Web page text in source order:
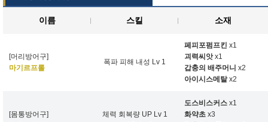
이름 스킬 소재
[머리방어구]
마기르프롤
폭파 피해 내성 Lv 1
페피포펌프킨 x1
괴력씨앗x1
갑충의 배주머니 x2
아이시스메탈x2
[몸통방어구]
체력 회복량 UP Lv 1
도스비스커스 x1
화약초 x3